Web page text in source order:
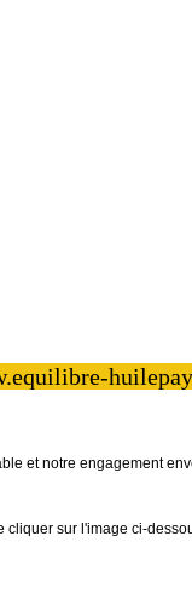
et notre engagement
cliquer sur l'image ci-